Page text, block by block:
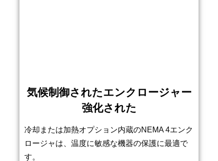
気候制御されたエンクロージャー
強化された
冷却または加熱オプション内蔵のNEMA 4エンク
ロージャは、温度に敏感な機器の保護に最適で
す。